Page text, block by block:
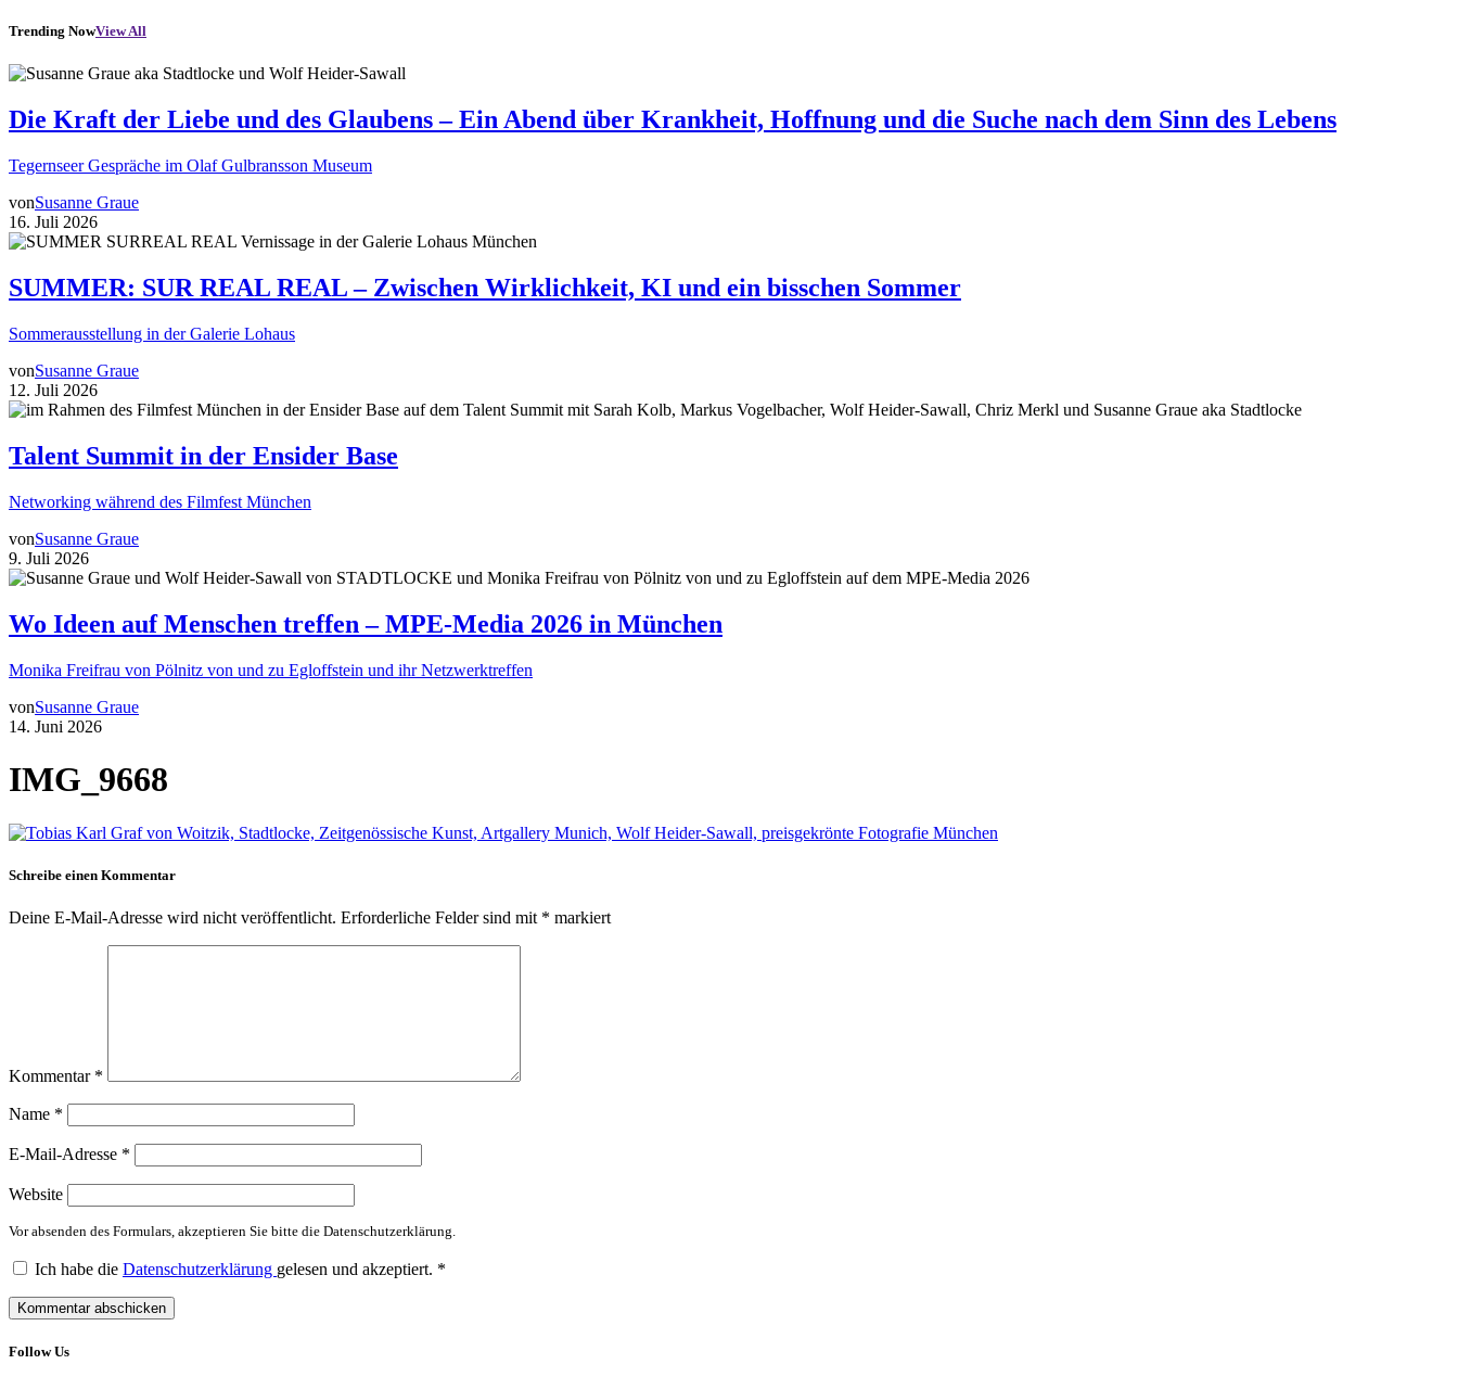
Trending NowView All
Die Kraft der Liebe und des Glaubens – Ein Abend über Krankheit, Hoffnung und die Suche nach dem Sinn des Lebens
Tegernseer Gespräche im Olaf Gulbransson Museum
vonSusanne Graue
16. Juli 2026
SUMMER: SUR REAL REAL – Zwischen Wirklichkeit, KI und ein bisschen Sommer
Sommerausstellung in der Galerie Lohaus
vonSusanne Graue
12. Juli 2026
Talent Summit in der Ensider Base
Networking während des Filmfest München
vonSusanne Graue
9. Juli 2026
Wo Ideen auf Menschen treffen – MPE-Media 2026 in München
Monika Freifrau von Pölnitz von und zu Egloffstein und ihr Netzwerktreffen
vonSusanne Graue
14. Juni 2026
IMG_9668
Schreibe einen Kommentar
Deine E-Mail-Adresse wird nicht veröffentlicht. Erforderliche Felder sind mit * markiert
Kommentar *
Name *
E-Mail-Adresse *
Website
Vor absenden des Formulars, akzeptieren Sie bitte die Datenschutzerklärung.
Ich habe die Datenschutzerklärung gelesen und akzeptiert. *
Follow Us